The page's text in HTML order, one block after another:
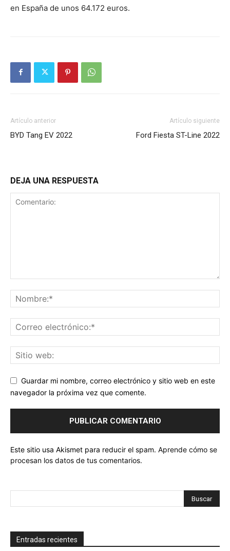
en España de unos 64.172 euros.
Artículo anterior
BYD Tang EV 2022
Artículo siguiente
Ford Fiesta ST-Line 2022
DEJA UNA RESPUESTA
Guardar mi nombre, correo electrónico y sitio web en este
navegador la próxima vez que comente.
Este sitio usa Akismet para reducir el spam. Aprende cómo se
procesan los datos de tus comentarios.
Entradas recientes